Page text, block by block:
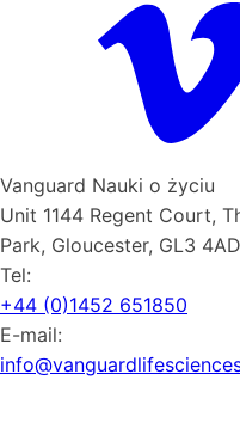
Vanguard Nauki o życiu
Unit 1144 Regent Court,
Park, Gloucester, GL3 4AD
Tel:
+44 (0)1452 651850
E-mail: